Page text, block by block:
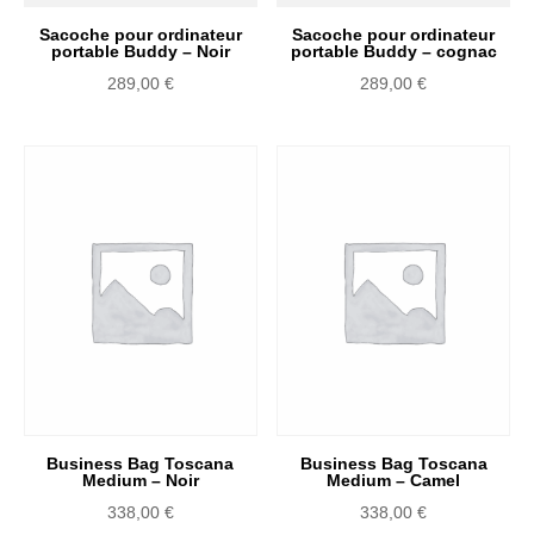
Sacoche pour ordinateur
portable Buddy – Noir
289,00 €
Sacoche pour ordinateur
portable Buddy – cognac
289,00€
Business Bag Toscana
Medium – Noir
338,00 €
Business Bag Toscana
Medium – Camel
338,00€